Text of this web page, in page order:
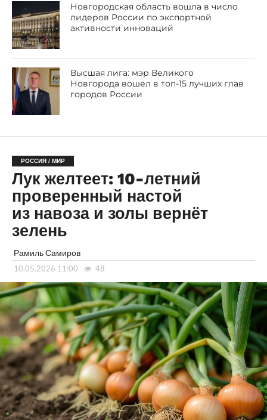
Новгородская область вошла в число
лидеров России по экспортной
активности инноваций
Высшая лига: мэр Великого
Новгорода вошел в топ-15 лучших глав
городов России
РОССИЯ / МИР
Лук желтеет: 10-летний
проверенный настой
из навоза и золы вернёт
зелень
Рамиль Самиров
10.05.2026 11:00 48